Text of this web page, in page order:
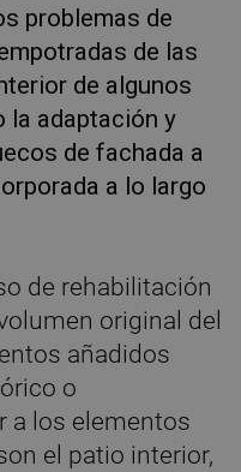
problemas de
de las
de algunos
la adaptación y
de fachada a
a lo largo
de rehabilitación
original del
añadidos
o
a los elementos
el patio interior,